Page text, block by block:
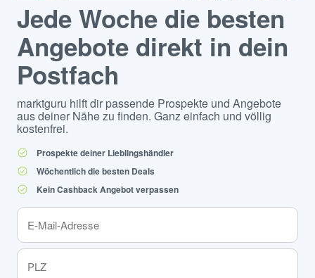
Jede Woche die besten
Angebote direkt in dein
Postfach
marktguru hilft dir passende Prospekte und Angebote
aus deiner Nähe zu finden. Ganz einfach und völlig
kostenfrei.
Prospekte deiner Lieblingshändler
Wöchentlich die besten Deals
Kein Cashback Angebot verpassen